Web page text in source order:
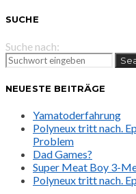
SUCHE
Suche nach:
NEUESTE BEITRÄGE
Yamatoderfahrung
Polyneux tritt nach.
Problem
Dad Games?
Super Meat Boy 3-
Polyneux tritt nach.